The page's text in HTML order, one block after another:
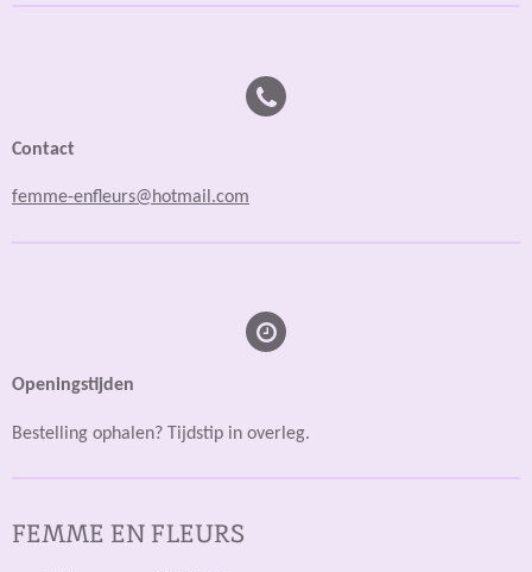
Contact
femme-enfleurs@hotmail.com
Openingstijden
Bestelling ophalen? Tijdstip in overleg.
FEMME EN FLEURS